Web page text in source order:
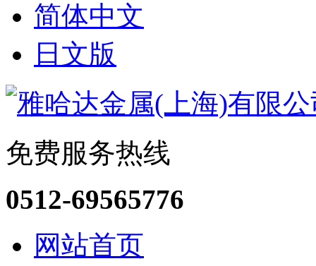
简体中文
日文版
免费服务热线
0512-69565776
网站首页